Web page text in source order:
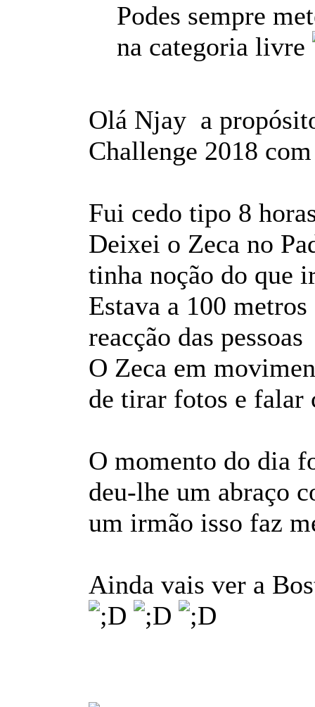
Podes sempre
na categoria livre
Olá Njay a
Challenge 2018
Fui cedo tipo 8
Deixei o Zeca no
tinha noção do que
Estava a 100
reacção das
O Zeca em
de tirar fotos e falar
O momento do dia
deu-lhe um abraço
um irmão isso faz
Ainda vais ver a